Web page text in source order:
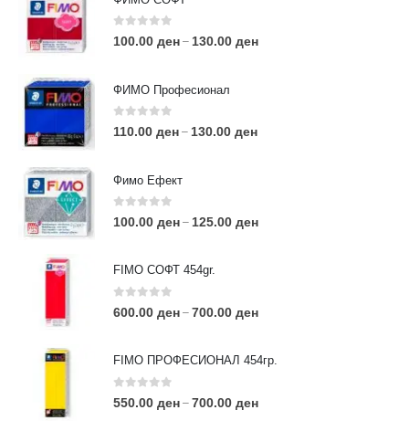
0 out of 5
100.00 ден – 130.00 ден
ФИМО Професионал
0out of 5
110.00 ден – 130.00 ден
Фимо Ефект
0 out of 5
100.00 ден – 125.00 ден
FIMO СОФТ 454gr.
0out of 5
600.00 ден – 700.00 ден
FIMO ПРОФЕСИОНАЛ 454гр.
0out of 5
550.00 ден – 700.00 ден